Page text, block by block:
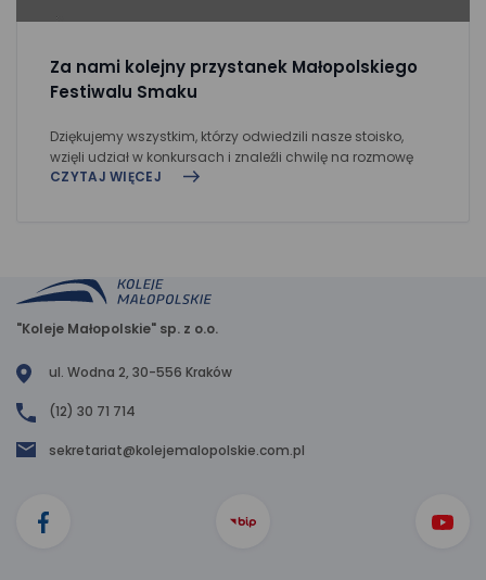
Za nami kolejny przystanek Małopolskiego
Festiwalu Smaku
Dziękujemy wszystkim, którzy odwiedzili nasze stoisko,
wzięli udział w konkursach i znaleźli chwilę na rozmowę
CZYTAJ WIĘCEJ
"Koleje Małopolskie" sp. z o.o.
ul. Wodna 2, 30-556 Kraków
(12) 30 71 714
sekretariat@kolejemalopolskie.com.pl